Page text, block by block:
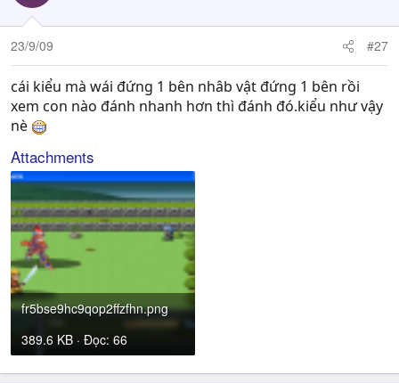
23/9/09 #27
cái kiểu mà wái đứng 1 bên nhâb vật đứng 1 bên rồi
xem con nào đánh nhanh hơn thì đánh đó.kiểu như vậy
nè
Attachments
fr5bse9hc9qop2ffzfhn.png
389.6 KB · Đọc: 66